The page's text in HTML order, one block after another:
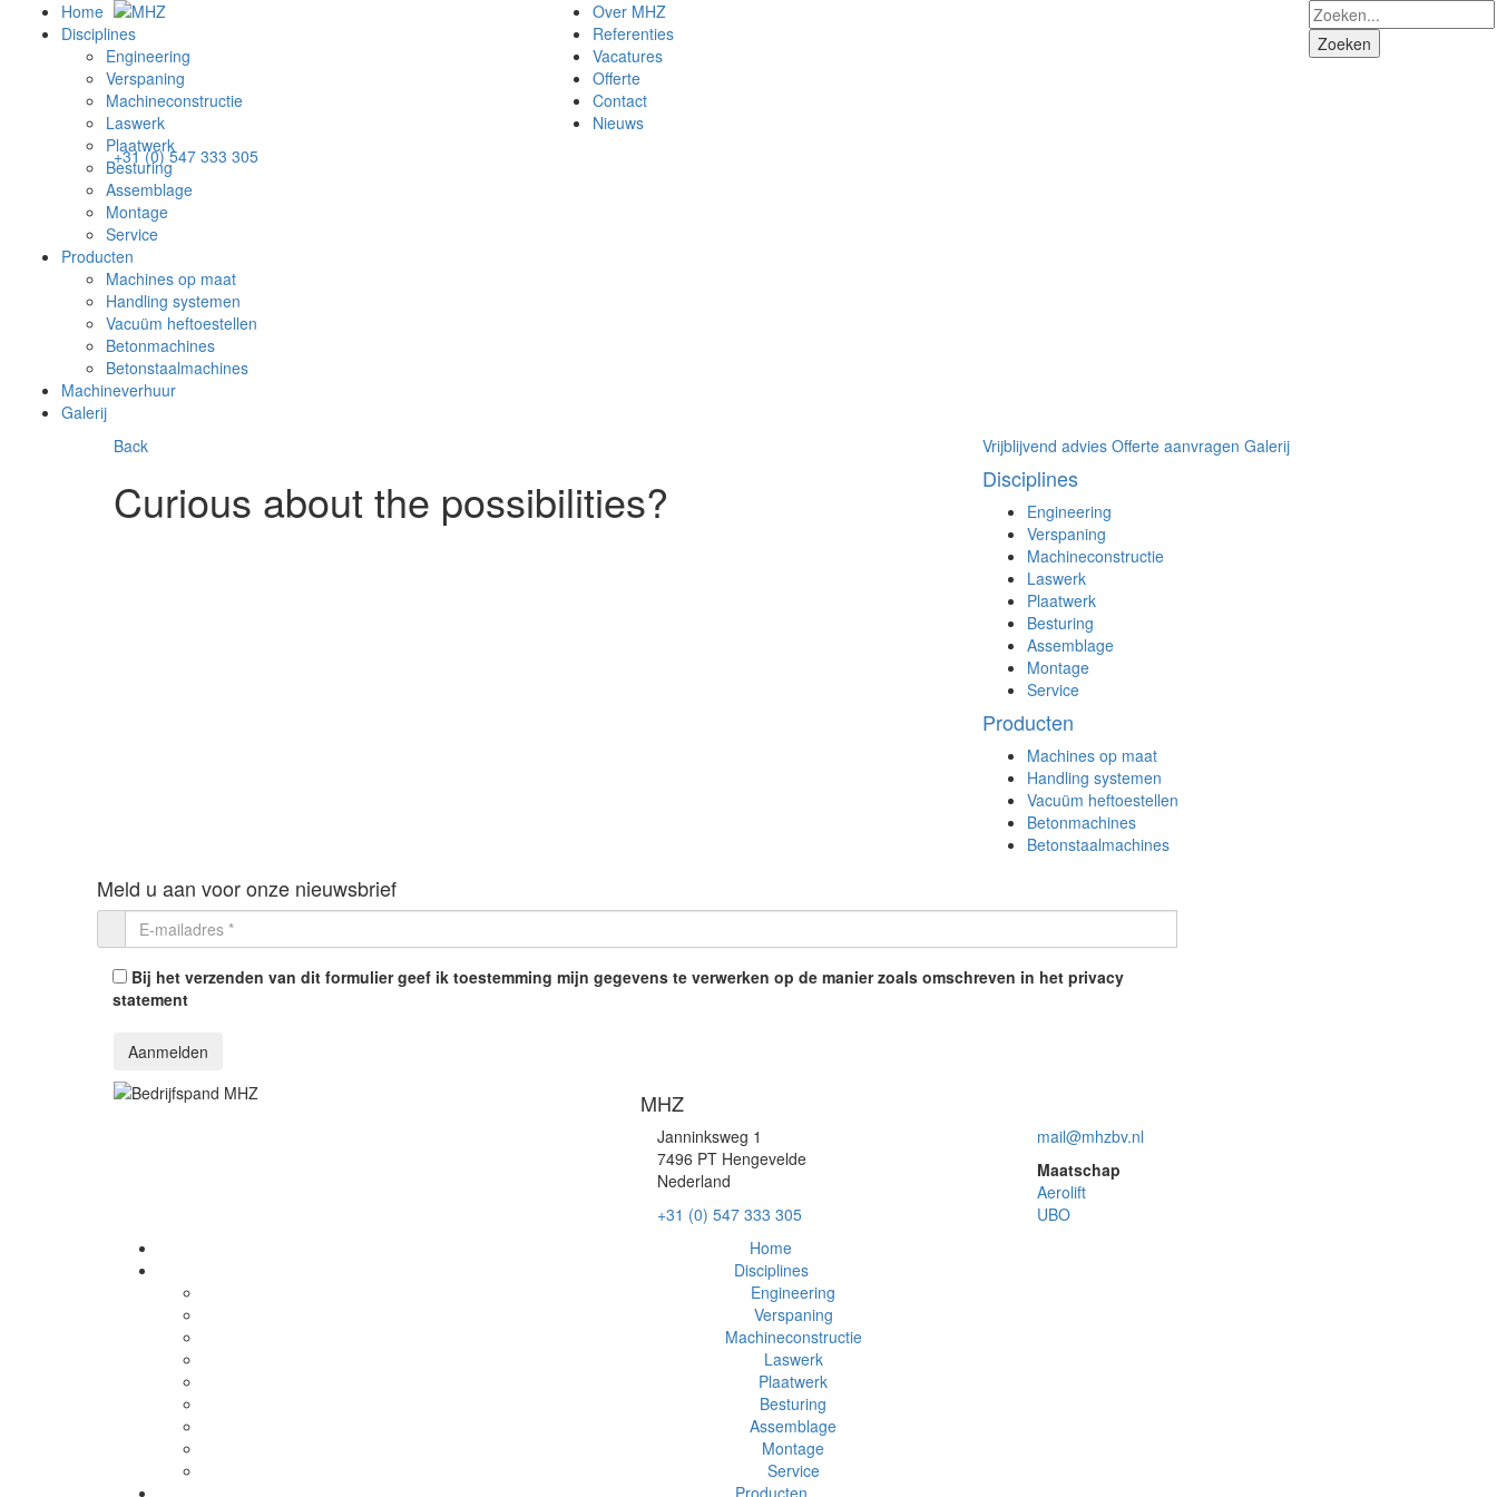
Home
Disciplines
Engineering
Verspaning
Machineconstructie
Laswerk
Plaatwerk
Besturing
Assemblage
Montage
Service
Producten
Machines op maat
Handling systemen
Vacuüm heftoestellen
Betonmachines
Betonstaalmachines
Machineverhuur
Galerij
Over MHZ
Referenties
Vacatures
Offerte
Contact
Nieuws
+31 (0) 547 333 305
Back
Curious about the possibilities?
Vrijblijvend advies Offerte aanvragen Galerij
Disciplines
Engineering
Verspaning
Machineconstructie
Laswerk
Plaatwerk
Besturing
Assemblage
Montage
Service
Producten
Machines op maat
Handling systemen
Vacuüm heftoestellen
Betonmachines
Betonstaalmachines
Meld u aan voor onze nieuwsbrief
Bij het verzenden van dit formulier geef ik toestemming mijn gegevens te verwerken op de manier zoals omschreven in het privacy
statement
MHZ
Janninksweg 1
7496 PT Hengevelde
Nederland
+31 (0) 547 333 305
mail@mhzbv.nl
Maatschap
Aerolift
UBO
Home
Disciplines
Engineering
Verspaning
Machineconstructie
Laswerk
Plaatwerk
Besturing
Assemblage
Montage
Service
Producten